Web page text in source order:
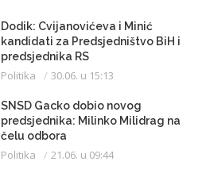
Dodik: Cvijanovićeva i Minić
kandidati za Predsjedništvo BiH i
predsjednika RS
Politika 30.06. u 15:13
SNSD Gacko dobio novog
predsjednika: Milinko Milidrag na
čelu odbora
Politika 21.06. u 09:44